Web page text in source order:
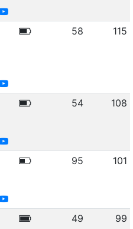
58 115
54 108
95 101
49 99